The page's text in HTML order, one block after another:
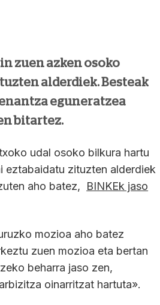
zuen azken osoko
alderdiek. Besteak
eguneratzea
bitartez.
udal osoko bilkura hartu
eztabaidatu zituzten alderdiek
aho batez,
BINKEk jaso
mozioa aho batez
zuen mozioa eta bertan
beharra jaso zen,
oinarritzat hartuta».